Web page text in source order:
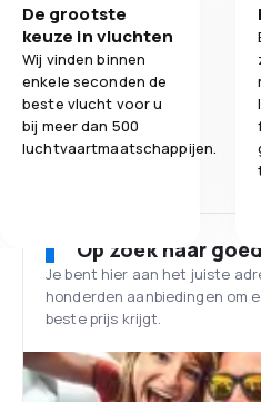
De grootste
keuze in vluchten
Wij vinden binnen
enkele seconden de
beste vlucht voor u
bij meer dan 500
luchtvaartmaatschappijen.
Op zoek naar
Je bent hier aan het juiste
honderden aanbiedingen om
beste prijs krijgt.